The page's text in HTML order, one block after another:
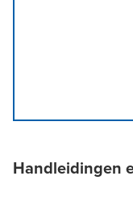
Handleidingen